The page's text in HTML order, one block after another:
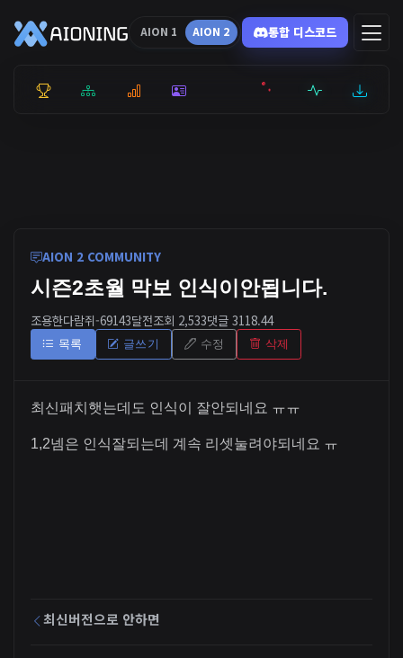
AION 1 AION 2 통합 디스코드
통합 순위리더보드통계 캐릭터 서버현황최근기록잉미
AION 2 COMMUNITY
시즌2초월 막보 인식이안됩니다.
조용한다람쥐-69143달전조회 2,533댓글 3118.44
목록 글쓰기 수정 삭제
최신패치햇는데도 인식이 잘안되네요 ㅠㅠ
1,2넴은 인식잘되는데 계속 리셋눌려야되네요 ㅠ
최신버전으로 안하면